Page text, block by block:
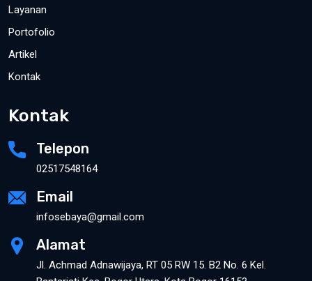
Layanan
Portofolio
Artikel
Kontak
Kontak
Telepon
02517548164
Email
infosebaya@gmail.com
Alamat
Jl. Achmad Adnawijaya, RT 05 RW 15. B2 No. 6 Kel.